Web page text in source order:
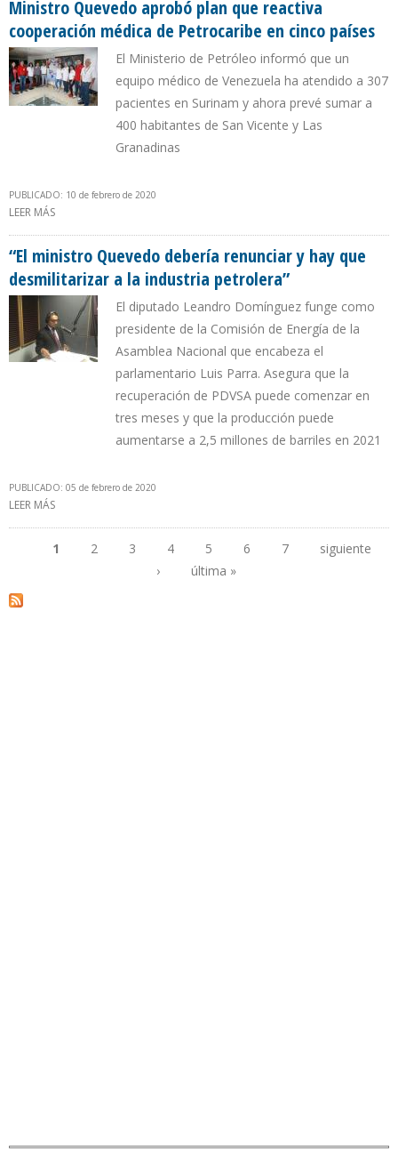
Ministro Quevedo aprobó plan que reactiva
cooperación médica de Petrocaribe en cinco países
El Ministerio de Petróleo informó que un
equipo médico de Venezuela ha atendido a 307
pacientes en Surinam y ahora prevé sumar a
400 habitantes de San Vicente y Las
Granadinas
PUBLICADO: 10 de febrero de 2020
LEER MÁS
“El ministro Quevedo debería renunciar y hay que
desmilitarizar a la industria petrolera”
El diputado Leandro Domínguez funge como
presidente de la Comisión de Energía de la
Asamblea Nacional que encabeza el
parlamentario Luis Parra. Asegura que la
recuperación de PDVSA puede comenzar en
tres meses y que la producción puede
aumentarse a 2,5 millones de barriles en 2021
PUBLICADO: 05 de febrero de 2020
LEER MÁS
Páginas
1 2 3 4 5 6 7
siguiente
›
última »